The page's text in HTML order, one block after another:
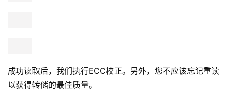
成功读取后，我们执行ECC校正。另外，您不应该忘记重读
以获得转储的最佳质量。